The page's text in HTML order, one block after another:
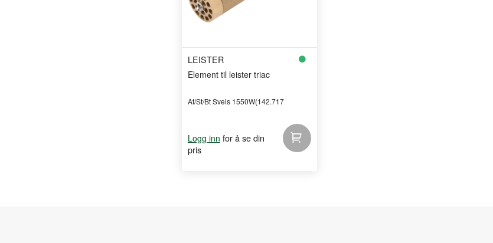
LEISTER
Element til leister triac
At/St/Bt Sveis 1550W(142.717
Logg inn for å se din
pris